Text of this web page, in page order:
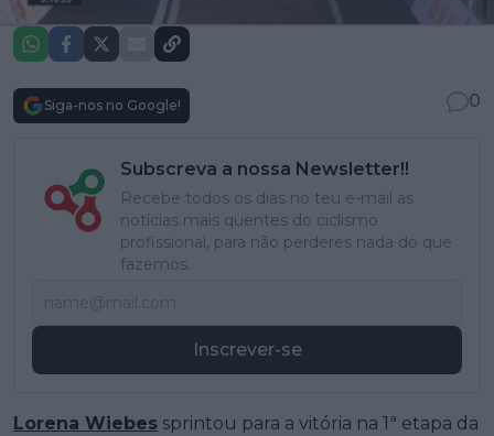
Siga-nos no Google! 0
Subscreva a nossa Newsletter!!
Recebe todos os dias no teu e-mail as
notícias mais quentes do ciclismo
profissional, para não perderes nada do que
fazemos.
Inscrever-se
Lorena Wiebes sprintou para a vitória na 1ª etapa da